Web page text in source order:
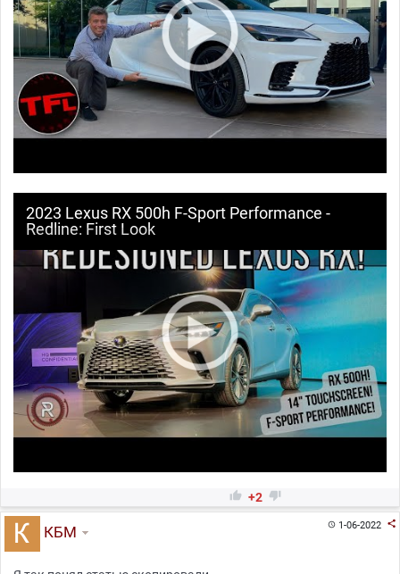
2023 Lexus RX 500h F-Sport Performance -
Redline: First Look
 +2 
1-06-2022 
КБМ